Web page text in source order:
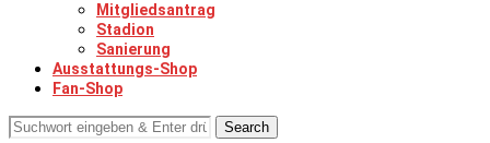
Mitgliedsantrag
Stadion
Sanierung
Ausstattungs-Shop
Fan-Shop
Search